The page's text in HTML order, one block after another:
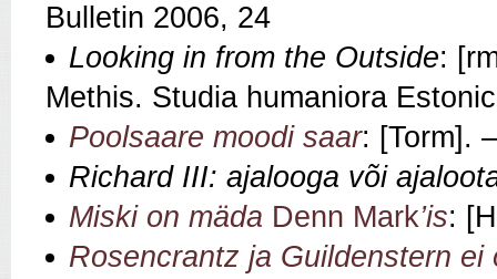
Bulletin 2006, 24
Looking in from the Outside:
Methis. Studia humaniora
Poolsaare moodi saar: [Torm].
Richard III: ajalooga või
Miski on mäda Denn Mark’is:
Rosencrantz ja Guildenstern